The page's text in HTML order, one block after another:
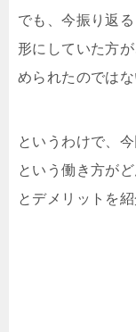
でも、今振り返
形にしていた方
められたのではな
というわけで、
という働き方が
とデメリットを